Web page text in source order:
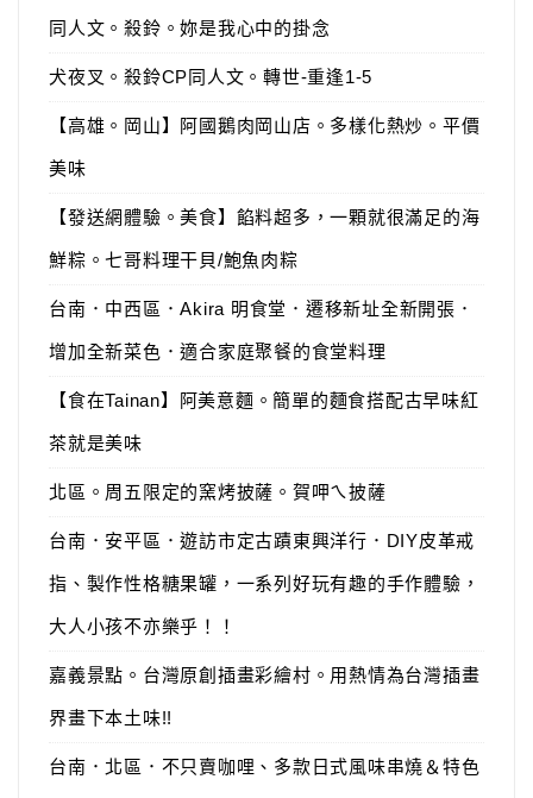
同人文。殺鈴。妳是我心中的掛念
犬夜叉。殺鈴CP同人文。轉世-重逢1-5
【高雄。岡山】阿國鵝肉岡山店。多樣化熱炒。平價
美味
【發送網體驗。美食】餡料超多，一顆就很滿足的海
鮮粽。七哥料理干貝/鮑魚肉粽
台南．中西區．Akira 明食堂．遷移新址全新開張．
增加全新菜色．適合家庭聚餐的食堂料理
【食在Tainan】阿美意麵。簡單的麵食搭配古早味紅
茶就是美味
北區。周五限定的窯烤披薩。賀呷ㄟ披薩
台南．安平區．遊訪市定古蹟東興洋行．DIY皮革戒
指、製作性格糖果罐，一系列好玩有趣的手作體驗，
大人小孩不亦樂乎！！
嘉義景點。台灣原創插畫彩繪村。用熱情為台灣插畫
界畫下本土味!!
台南．北區．不只賣咖哩、多款日式風味串燒＆特色